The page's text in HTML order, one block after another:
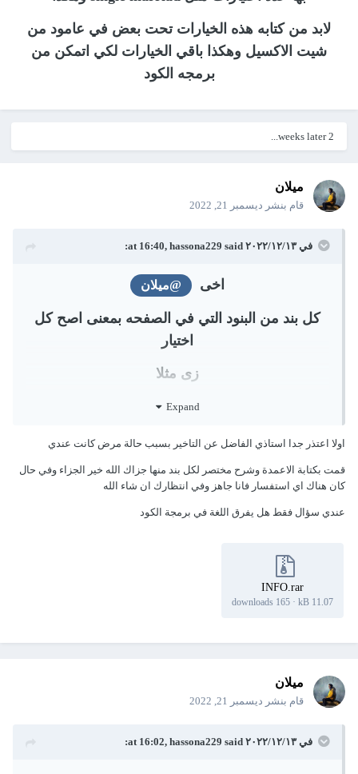
لابد من كتابه هذه الخيارات تحت بعض في عامود من
شيت الاكسيل وهكذا باقي الخيارات لكي اتمكن من
برمجه الكود
2 weeks later...
ميلان
قام بنشر ديسمبر 21, 2022
في ١٣‏/١٢‏/٢٠٢٢ at 16:40, hassona229said:
اخى @ميلان
كل بند من البنود التي في الصفحه بمعنى اصح كل
اختيار
زى مثلا
marital status
بها عدد اختيارات مثل single marriad وهكذا
لابد من كتابه هذه الخيارات تحت بعض في عامود من
شيت الاكسيل وهكذا باقي الخيارات لكي اتمكن من
برمجه الكود
Expand
اولا اعتذر جدا استاذي الفاضل عن التاخير بسبب حالة مرض كانت عندي
قمت بكتابة الاعمدة وشرح مختصر لكل بند منها جزاك الله خير الجزاء وفي حال
كان هناك اي استفسار فانا جاهز وفي انتظارك ان شاء الله
عندي سؤال فقط هل يفرق اللغة في برمجة الكود
INFO.rar
11.07 kB
·
165 downloads
ميلان
قام بنشر ديسمبر 21, 2022
في ١٣‏/١٢‏/٢٠٢٢ at 16:02, hassona229said: